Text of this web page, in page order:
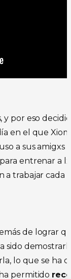
y por eso
en el que
a sus amigxs
entrenar a
a trabajar cada
de lograr
sido
lo que se ha
permitido